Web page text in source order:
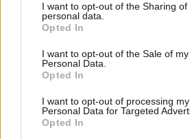
not limited to your visit or usage
grant or deny consent to Google and
use your data for below specified
consent section.
I want to opt-out of the Sharing of
personal data.
Opted In
I want to opt-out of the Sale of my
Personal Data.
Opted In
I want to opt-out of processing my
Personal Data for Targeted
Opted In